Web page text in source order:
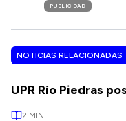
PUBLICIDAD
NOTICIAS RELACIONADAS
UPR Río Piedras
2 MIN